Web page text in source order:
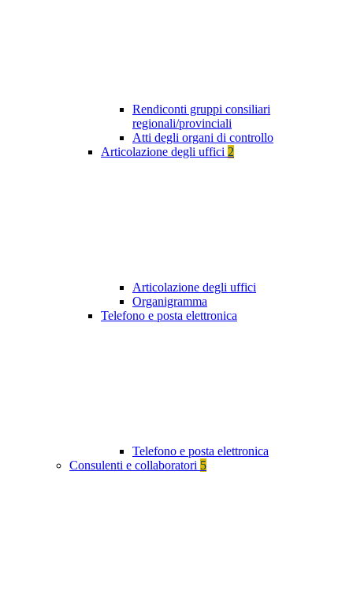
Rendiconti gruppi consiliari
regionali/provinciali
Atti degli organi di controllo
Articolazione degli uffici 2
Articolazione degli uffici
Organigramma
Telefono e posta elettronica
Telefono e posta elettronica
Consulenti e collaboratori 5